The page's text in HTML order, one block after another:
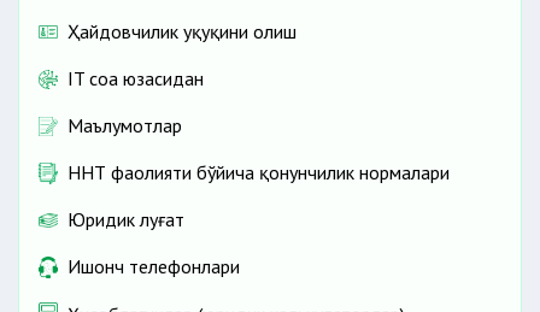
Ҳайдовчилик ҳуқуқини олиш
IT соҳа юзасидан
Маълумотлар
ННТ фаолияти бўйича қонунчилик нормалари
Юридик луғат
Ишонч телефонлари